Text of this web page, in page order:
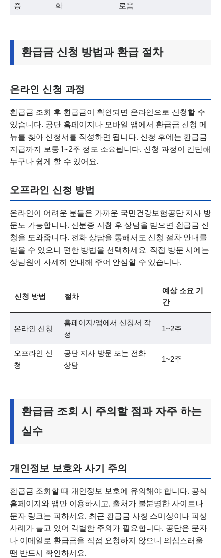
증
화
로움
환급금 신청 방법과 환급 절차
온라인 신청 과정
환급금 조회 후 환급금이 확인되면 온라인으로 신청할 수
있습니다. 공단 홈페이지나 모바일 앱에서 환급금 신청 메
뉴를 찾아 신청서를 작성하면 됩니다. 신청 후에는 환급금
지급까지 보통 1~2주 정도 소요됩니다. 신청 과정이 간단해
누구나 쉽게 할 수 있어요.
오프라인 신청 방법
온라인이 어려운 분들은 가까운 국민건강보험공단 지사 방
문도 가능합니다. 신분증 지참 후 상담을 받으면 환급금 신
청을 도와줍니다. 전화 상담을 통해서도 신청 절차 안내를
받을 수 있으니 편한 방법을 선택하세요. 직접 방문 시에는
상담원이 자세히 안내해 주어 안심할 수 있습니다.
신청 방법 절차
예상 소요 기
간
온라인 신청
홈페이지/앱에서 신청서 작
성
1~2주
오프라인 신
청
공단 지사 방문 또는 전화
상담
1~2주
환급금 조회 시 주의할 점과 자주 하는
실수
개인정보 보호와 사기 주의
환급금 조회할 때 개인정보 보호에 유의해야 합니다. 공식
홈페이지와 앱만 이용하시고, 출처가 불분명한 사이트나
문자 링크는 피하세요. 최근 환급금 사칭 스미싱이나 피싱
사례가 늘고 있어 각별한 주의가 필요합니다. 공단은 문자
나 이메일로 환급금을 직접 요청하지 않으니 의심스러울
땐 반드시 확인하세요.